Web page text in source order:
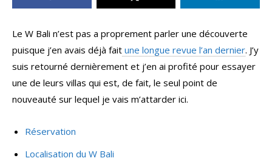
Le W Bali n’est pas a proprement parler une découverte
puisque j’en avais déjà fait une longue revue l’an dernier. J’y
suis retourné dernièrement et j’en ai profité pour essayer
une de leurs villas qui est, de fait, le seul point de
nouveauté sur lequel je vais m’attarder ici.
Réservation
Localisation du W Bali